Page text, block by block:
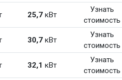
25,7кВт
Узнать
стоимость
30,7кВт
Узнать
стоимость
32,1 кВт
Узнать
стоимость